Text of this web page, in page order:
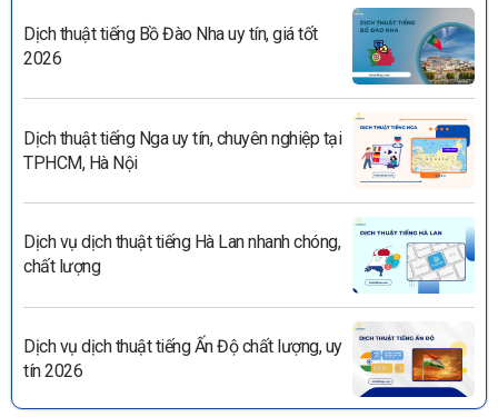
Dịch thuật tiếng Bồ Đào Nha uy tín, giá tốt
2026
Dịch thuật tiếng Nga uy tín, chuyên nghiệp tại
TPHCM, Hà Nội
Dịch vụ dịch thuật tiếng Hà Lan nhanh chóng,
chất lượng
Dịch vụ dịch thuật tiếng Ấn Độ chất lượng, uy
tín 2026